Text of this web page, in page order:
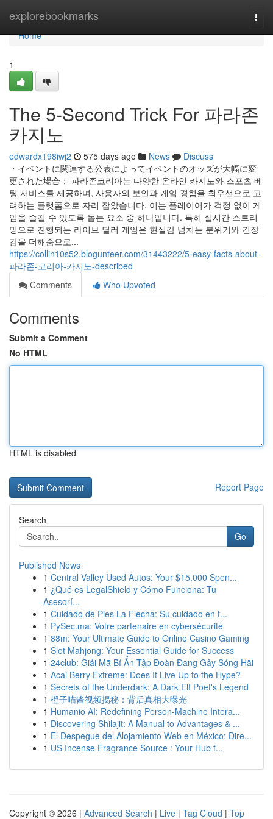
explorebookmarks
Home
Home
1
The 5-Second Trick For 파라존
카지노
edwardx198iwj2 575 days ago News
Discuss
・イベントに関連する公表によってイベントのオッズが大幅に変
更された場合； 파라존코리아는 다양한 온라인 카지노와 스포츠 베
팅 서비스를 제공하며, 사용자의 보안과 게임 경험을 최우선으로 고
려하는 플랫폼으로 자리 잡았습니다. 이는 플레이어가 걱정 없이 게
임을 즐길 수 있도록 돕는 요소 중 하나입니다. 특히 실시간 스트리
밍으로 진행되는 라이브 딜러 게임은 현실감 넘치는 분위기와 긴장
감을 더해줌으로...
https://collin10s52.blogunteer.com/31443222/5-easy-facts-about-
파라존-코리아-카지노-described
Comments
Who Upvoted
Comments
Submit a Comment
No HTML
HTML is disabled
Report Page
Search
Go
Published News
1 Central Valley Used Autos: Your $15,000 Spen...
1 ¿Qué es LegalShield y Cómo Funciona: Tu
Asesorí...
1 Cuidado de Pies La Flecha: Su cuidado en t...
1 PySec.ma: Votre partenaire en cybersécurité
1 88m: Your Ultimate Guide to Online Casino Gaming
1 Slot Mahjong: Your Essential Guide for Success
1 24club: Giải Mã Bí Ẩn Tập Đoàn Đang Gây Sóng Hãi
1 Acai Berry Extreme: Does It Live Up to the Hype?
1 Secrets of the Underdark: A Dark Elf Poet's Legend
1 橙子喵酱视频揭秘：背后真相大曝光
1 Humanio AI: Redefining Person-Machine Intera...
1 Discovering Shilajit: A Manual to Advantages & ...
1 El Despegue del Alojamiento Web en México: Dire...
1 US Incense Fragrance Source : Your Hub f...
Copyright © 2026 | Advanced Search | Live | Tag Cloud | Top